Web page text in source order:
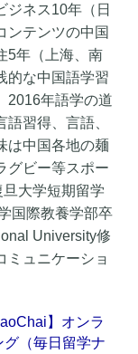
ジネス10年（日
ンテンツの中国
5年（上海、南
的な中国語学習
2016年語学の道
習得、言語、
は中国各地の麺
グビー等スポー
大学短期留学
国際教養学部卒
University修
ミュニケーショ
】オンラ
（毎日留学ナ